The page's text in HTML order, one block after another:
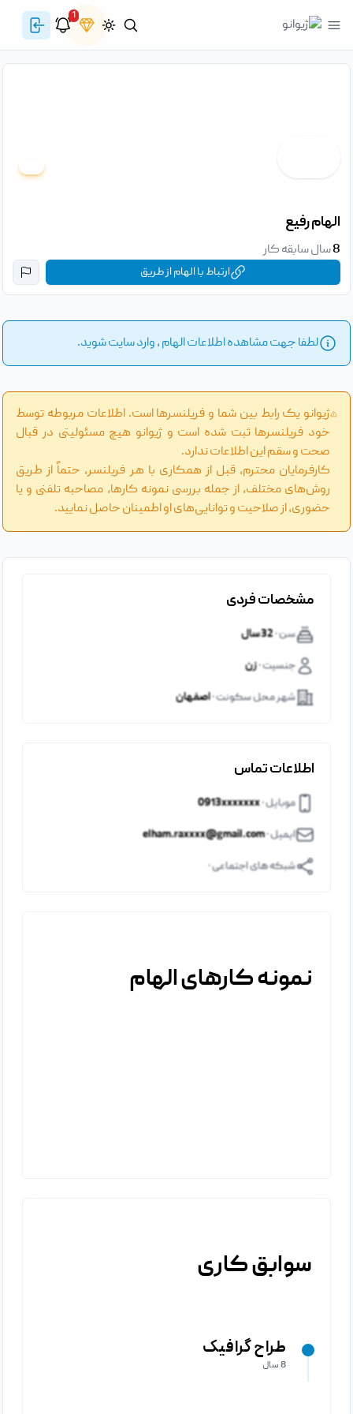
1
الهام رفیع
8سال سابقه کار
ارتباط با الهام از طریق
لطفا جهت مشاهده اطلاعات الهام ، وارد سایت شوید.
ژیوانو یک رابط بین شما و فریلنسرها است. اطلاعات مربوطه توسط
خود فریلنسرها ثبت شده است و ژیوانو هیچ مسئولیتی در قبال
صحت و سقم این اطلاعات ندارد.
کارفرمایان محترم، قبل از همکاری با هر فریلنسر، حتماً از طریق
روش‌های مختلف، از جمله بررسی نمونه کارها، مصاحبه تلفنی و یا
حضوری، از صلاحیت و توانایی‌های او اطمینان حاصل نمایید.
مشخصات فردی
سن ·32 سال
جنسیت ·زن
شهر محل سکونت ·اصفهان
اطلاعات تماس
موبایل ·0913xxxxxxx
ایمیل ·elham.raxxxx@gmail.com
شبکه های اجتماعی ·
نمونه کارهای الهام
سوابق کاری
طراح گرافیک
8 سال